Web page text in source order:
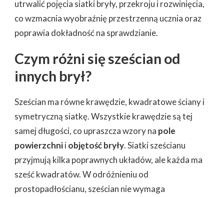
utrwalić pojęcia siatki bryły, przekroju i rozwinięcia,
co wzmacnia wyobraźnię przestrzenną ucznia oraz
poprawia dokładność na sprawdzianie.
Czym różni się sześcian od
innych brył?
Sześcian ma równe krawędzie, kwadratowe ściany i
symetryczną siatkę. Wszystkie krawędzie są tej
samej długości, co upraszcza wzory na pole
powierzchniiobjętość bryły. Siatki sześcianu
przyjmują kilka poprawnych układów, ale każda ma
sześć kwadratów. W odróżnieniu od
prostopadłościanu, sześcian nie wymaga